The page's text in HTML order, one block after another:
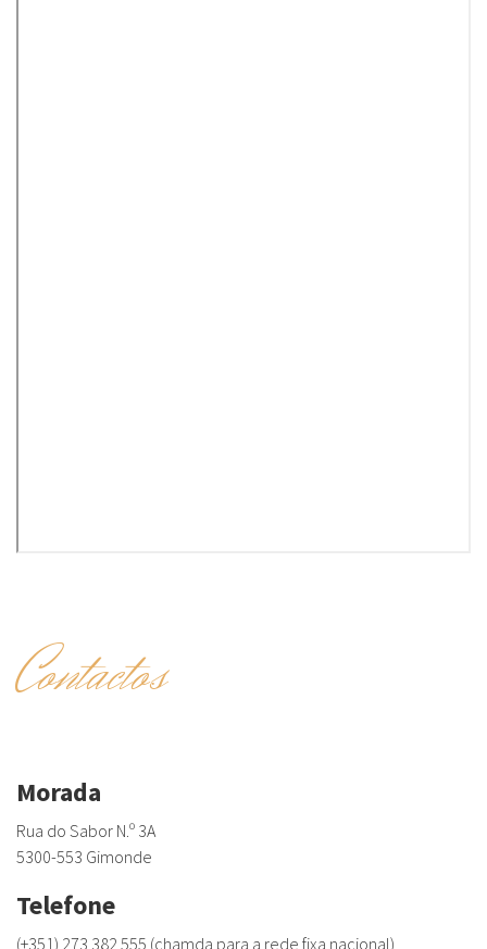
Contactos
Morada
Rua do Sabor N.º 3A
5300-553 Gimonde
Telefone
(+351) 273 382 555 (chamda para a rede fixa nacional)